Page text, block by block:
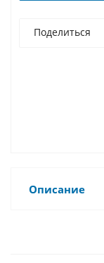
Поделиться
Описание